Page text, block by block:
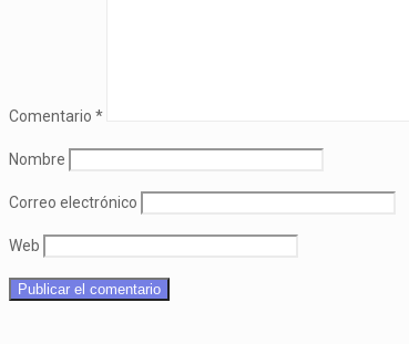
Comentario *
Nombre
Correo electrónico
Web